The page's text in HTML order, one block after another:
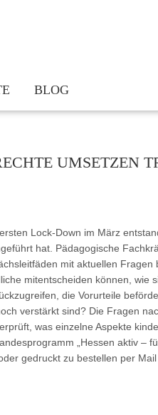
– Stärkung des demokratischen
– Große Wirkung! Kinderrechte in
Hessen 2020
Bildmosaik „Wir alle für
BLOG
UMSETZEN
Lock-Down im März
hat. Pädagogische
mit aktuellen Fragen
mitentscheiden können, wie
die Vorurteile
verstärkt sind? Die Fragen
was einzelne Aspekte
„Hessen aktiv –
gedruckt zu bestellen per